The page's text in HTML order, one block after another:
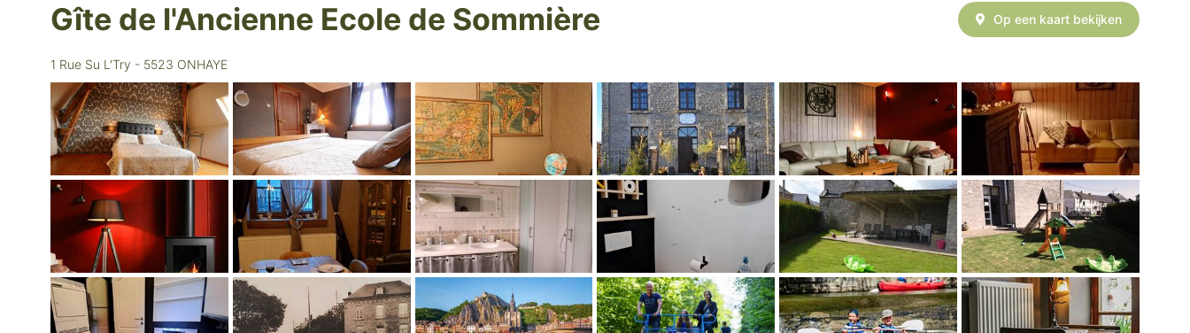
Gîte de l'Ancienne Ecole de Sommière
1 Rue Su L'Try - 5523 ONHAYE
Op een kaart bekijken